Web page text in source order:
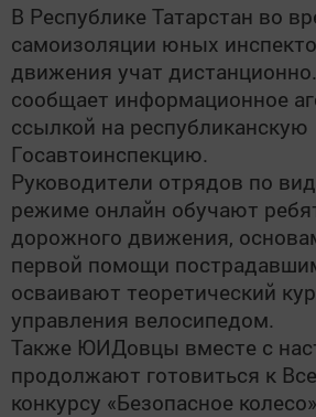
В Республике Татарстан во
самоизоляции юных
движения учат
сообщает информационное
ссылкой на республиканскую
Госавтоинспекцию.
Руководители отрядов по
режиме онлайн обучают
дорожного движения,
первой помощи
осваивают теоретический
управления велосипедом.
Также ЮИДовцы вместе с
продолжают готовиться к
конкурсу «Безопасное